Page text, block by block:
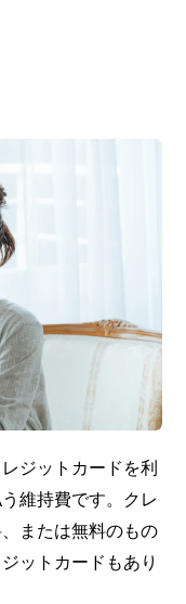
ジットカードを利
維持費です。クレ
または無料のもの
ットカードもあり